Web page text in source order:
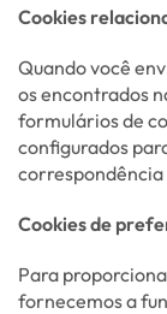
Cookies
Quando você
os encontrados
formulários de
configurados
Cookies de
Para
fornecemos a